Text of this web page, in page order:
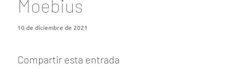
Moebius
10 de diciembre de 2021
Compartir esta entrada